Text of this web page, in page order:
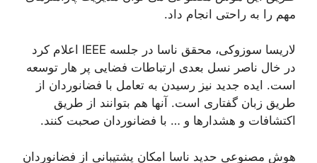
مهم را به راحتی انجام داد.
لاریسا سوزوکی، محقق ناسا در جلسه IEEE اعلام کرد
در خال ناصر نسل بعدی ارتباطات فضایی پر هار توسعه
است. ایده جدید نیز رسیدن به تعامل با فضانوردان از
طریق زبان گفتاری است. آنها هم بتوانند از طریق
اکتشافات ‌و هشدارها و … با فضانوردان صحبت کنند.
هوش مصنوعی حدید ناسا امکان پشتیبانی از فضانوردان